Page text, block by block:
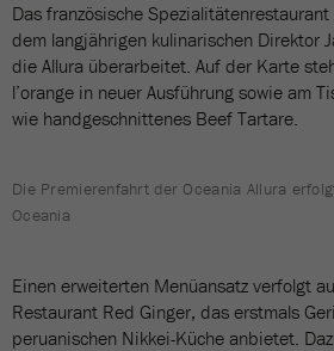
Das französische
dem langjährigen kulinarischen Direktor
die Allura überarbeitet. Auf der Karte
l’orange in neuer Ausführung sowie am
wie handgeschnittenes Beef Tartare.
Die Premierenfahrt der Oceania Allura
Oceania
Einen erweiterten Menüansatz verfolgt
Restaurant Red Ginger, das erstmals
peruanischen Nikkei-Küche anbietet.